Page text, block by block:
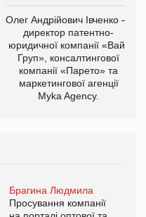
Олег Андрійович Івченко —
директор патентно-
юридичної компанії «Вайз
Груп», консалтингової
компанії «Парето» та
маркетингової агенції
Myka Agency.
Брагина Людмила
Просування компанії